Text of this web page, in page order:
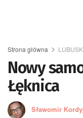
Strona główna
Nowy
Łęknica
Sławomir